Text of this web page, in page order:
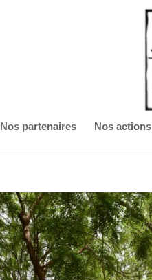
Nos partenaires Nos actions